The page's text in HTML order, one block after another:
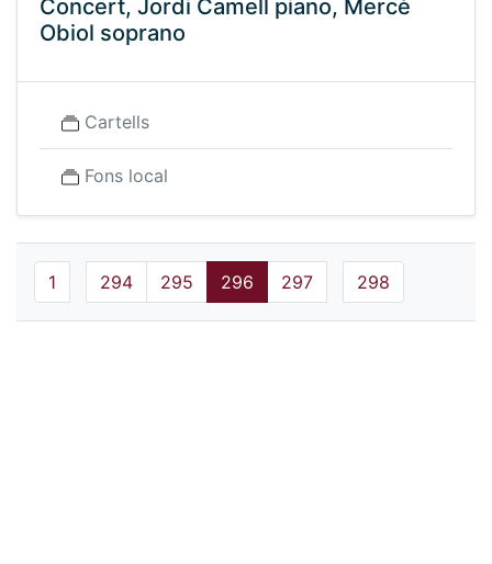
Concert, Jordi Camell piano, Mercè
Obiol soprano
Cartells
Fons local
1 294 295 296 297 298